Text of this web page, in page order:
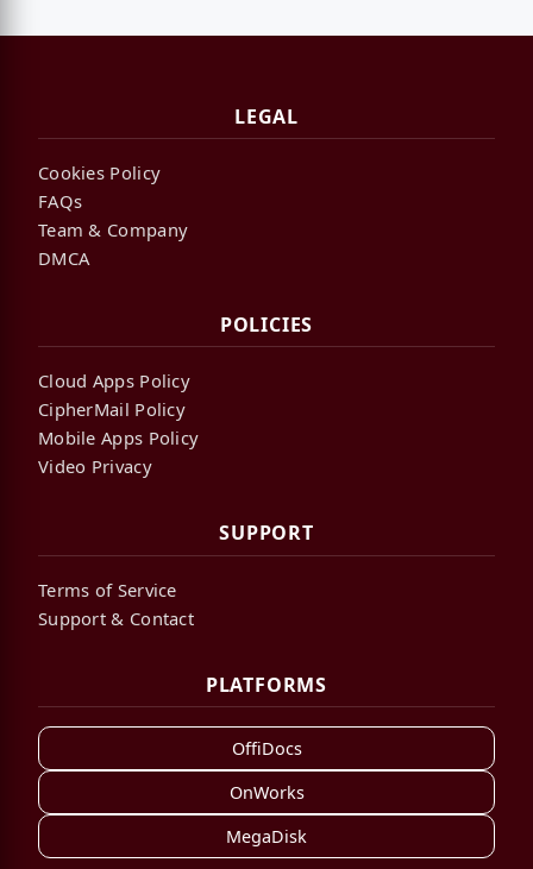
LEGAL
Cookies Policy
FAQs
Team & Company
DMCA
POLICIES
Cloud Apps Policy
CipherMail Policy
Mobile Apps Policy
Video Privacy
SUPPORT
Terms of Service
Support & Contact
PLATFORMS
OffiDocs
OnWorks
MegaDisk